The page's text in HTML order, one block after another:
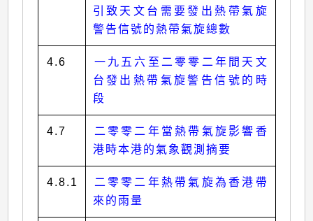
引致天文台需要發出熱帶氣旋
警告信號的熱帶氣旋總數
4.6
一九五六至二零零二年間天文
台發出熱帶氣旋警告信號的時
段
4.7
二零零二年當熱帶氣旋影響香
港時本港的氣象觀測摘要
4.8.1
二零零二年熱帶氣旋為香港帶
來的雨量